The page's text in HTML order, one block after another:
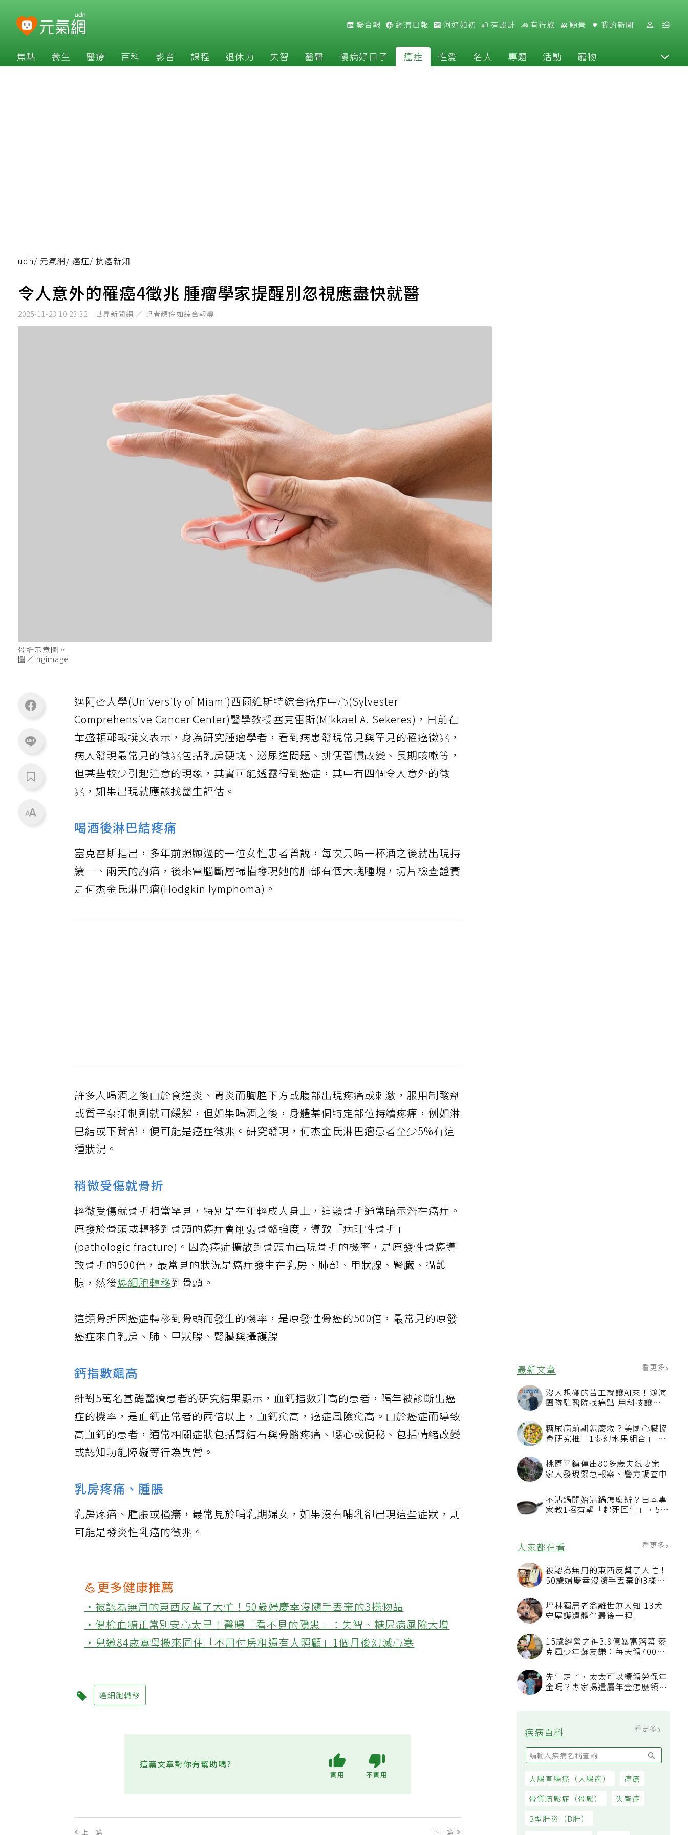
聯合報 經濟日報 河好如初 有設計 有行旅 願景 我的新聞
焦點 養生 醫療 百科 影音 課程 退休力 失智 醫聲 慢病好日子 癌症 性愛 名人 專題 活動 寵物
最新文章 看更多
沒人想碰的苦工就讓AI來！鴻海
團隊駐醫院找痛點 用科技讓醫
糖尿病前期怎麼救？美國心臟協
會研究推「1夢幻水果組合」 酪
桃園平鎮傳出80多歲夫弒妻案
家人發現緊急報案、警方調查中
不沾鍋開始沾鍋怎麼辦？日本專
家教1招有望「起死回生」，5情
大家都在看
被認為無用的東西反幫了大忙！
50歲婦慶幸沒隨手丟棄的3樣物
坪林獨居老翁離世無人知 13犬
守屋護遺體伴最後一程
15歲經營之神3.9億暴富落幕 麥
克風少年蘇友謙：每天領700元
過日子
先生走了，太太可以續領勞保年
疾病百科
udn/ 元氣網/ 癌症/ 抗癌新知
令人意外的罹癌4徵兆 腫瘤學家提醒別忽視應盡快就醫
2025-11-23 10:23:32 世界新聞網 ／ 記者顏伶如綜合報導
骨折示意圖。
圖／ingimage
邁阿密大學(University of Miami)西爾維斯特綜合癌症中心(Sylvester
Comprehensive Cancer Center)醫學教授塞克雷斯(Mikkael A. Sekeres)，日前在
華盛頓郵報撰文表示，身為研究腫瘤學者，看到病患發現常見與罕見的罹癌徵兆，
病人發現最常見的徵兆包括乳房硬塊、泌尿道問題、排便習慣改變、長期咳嗽等，
但某些較少引起注意的現象，其實可能透露得到癌症，其中有四個令人意外的徵
兆，如果出現就應該找醫生評估。
喝酒後淋巴結疼痛
塞克雷斯指出，多年前照顧過的一位女性患者曾說，每次只喝一杯酒之後就出現持
續一、兩天的胸痛，後來電腦斷層掃描發現她的肺部有個大塊腫塊，切片檢查證實
是何杰金氏淋巴瘤(Hodgkin lymphoma)。
許多人喝酒之後由於食道炎、胃炎而胸腔下方或腹部出現疼痛或刺激，服用制酸劑
或質子泵抑制劑就可緩解，但如果喝酒之後，身體某個特定部位持續疼痛，例如淋
巴結或下背部，便可能是癌症徵兆。研究發現，何杰金氏淋巴瘤患者至少5%有這
種狀況。
稍微受傷就骨折
輕微受傷就骨折相當罕見，特別是在年輕成人身上，這類骨折通常暗示潛在癌症。
原發於骨頭或轉移到骨頭的癌症會削弱骨骼強度，導致「病理性骨折」
(pathologic fracture)。因為癌症擴散到骨頭而出現骨折的機率，是原發性骨癌導
致骨折的500倍，最常見的狀況是癌症發生在乳房、肺部、甲狀腺、腎臟、攝護
腺，然後癌細胞轉移到骨頭。
這類骨折因癌症轉移到骨頭而發生的機率，是原發性骨癌的500倍，最常見的原發
癌症來自乳房、肺、甲狀腺、腎臟與攝護腺
鈣指數飆高
針對5萬名基礎醫療患者的研究結果顯示，血鈣指數升高的患者，隔年被診斷出癌
症的機率，是血鈣正常者的兩倍以上，血鈣愈高，癌症風險愈高。由於癌症而導致
高血鈣的患者，通常相關症狀包括腎結石與骨骼疼痛、噁心或便秘、包括情緒改變
或認知功能障礙等行為異常。
乳房疼痛、腫脹
乳房疼痛、腫脹或搔癢，最常見於哺乳期婦女，如果沒有哺乳卻出現這些症狀，則
可能是發炎性乳癌的徵兆。
💪更多健康推薦
‧被認為無用的東西反幫了大忙！50歲婦慶幸沒隨手丟棄的3樣物品
‧健檢血糖正常別安心太早！醫曝「看不見的隱患」：失智、糖尿病風險大增
‧兒邀84歲寡母搬來同住「不用付房租還有人照顧」1個月後幻滅心寒
癌細胞轉移